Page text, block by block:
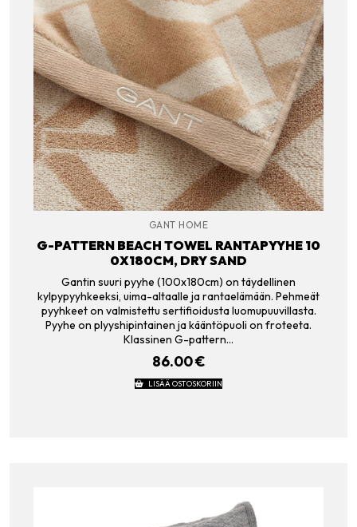
GANT HOME
G-PATTERN BEACH TOWEL RANTAPYYHE 10
0X180CM, DRY SAND
Gantin suuri pyyhe (100x180cm) on täydellinen
kylpypyyhkeeksi, uima-altaalle ja rantaelämään. Pehmeät
pyyhkeet on valmistettu sertifioidusta luomupuuvillasta.
Pyyhe on plyyshipintainen ja kääntöpuoli on froteeta.
Klassinen G-pattern…
86.00€
LISÄÄ OSTOSKORIIN